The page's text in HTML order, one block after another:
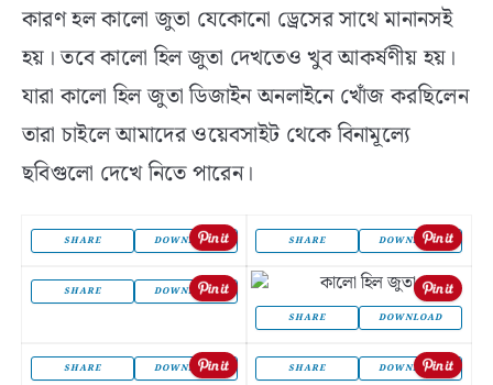
কারণ হল কালো জুতা যেকোনো ড্রেসের সাথে মানানসই
হয়। তবে কালো হিল জুতা দেখতেও খুব আকর্ষণীয় হয়।
যারা কালো হিল জুতা ডিজাইন অনলাইনে খোঁজ করছিলেন
তারা চাইলে আমাদের ওয়েবসাইট থেকে বিনামূল্যে
ছবিগুলো দেখে নিতে পারেন।
SHARE DOWNLOAD SHARE DOWNLOAD
SHARE
DOWNLOAD
SHARE
DOWNLOAD
SHARE DOWNLOAD SHARE DOWNLOAD